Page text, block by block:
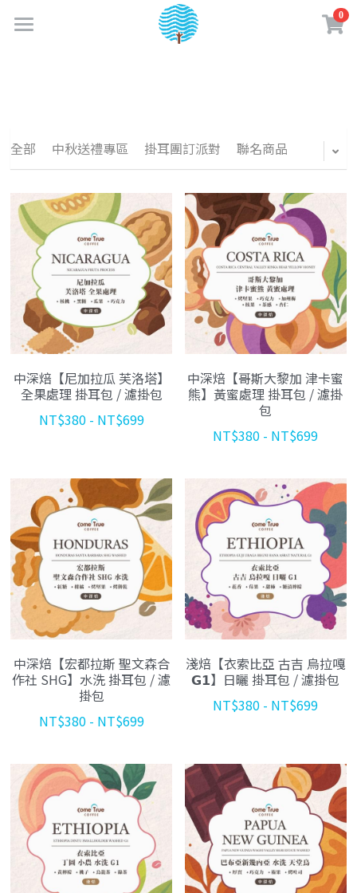
0
品牌故事
企業認證
成真大事記
永續績效
企業責任政策
水一點 愛多一點
實體門市
門市資訊
門市菜單
餐點介紹
咖啡 & 飲品介紹
美味蔬食日常
飲品與咖啡標示
購物商城
線上購物專區
咖啡訂閱制
購物須知
夢享卡會員
加入夢享卡
夢享卡資訊
咖啡知識
創業加盟
盟友專區
海外代理
媒體相關
線上報導
社群資訊
夥伴招募 JOIN US
合作品牌
合作夥伴
月月新鮮配咖啡
全部 中秋送禮專區 掛耳團訂派對 聯名商品
中深焙【尼加拉瓜 芙洛塔】
全果處理 掛耳包 / 濾掛包
NT$380 - NT$699
中深焙【哥斯大黎加 津卡蜜
熊】黃蜜處理 掛耳包 / 濾掛
包
NT$380 - NT$699
中深焙【宏都拉斯 聖文森合
作社 SHG】水洗 掛耳包 / 濾
掛包
NT$380 - NT$699
淺焙【衣索比亞 古吉 烏拉嘎
𝗚𝟭】日曬 掛耳包 / 濾掛包
NT$380 - NT$699
×
商品分類